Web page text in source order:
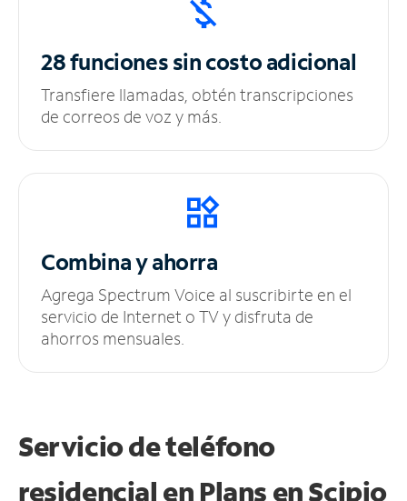
28 funciones sincosto adicional
Transfiere llamadas, obtén transcripciones
de correos de voz y más.
Combina y ahorra
Agrega Spectrum Voice al suscribirte en el
servicio de Internet o TV y disfruta de
ahorros mensuales.
Servicio de teléfono
residencial en Plans en Scipio